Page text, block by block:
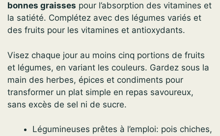
bonnes graisses pour l’absorption des vitamines et
la satiété. Complétez avec des légumes variés et
des fruits pour les vitamines et antioxydants.
Visez chaque jour au moins cinq portions de fruits
et légumes, en variant les couleurs. Gardez sous la
main des herbes, épices et condiments pour
transformer un plat simple en repas savoureux,
sans excès de sel ni de sucre.
Légumineuses prêtes à l’emploi: pois chiches,